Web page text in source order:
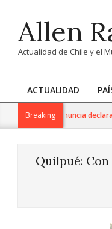
contentAllen
Actualidad de Chile y el
Primary
Navigation
ACTUALIDAD
Breaking
anuncia
Quilpué: